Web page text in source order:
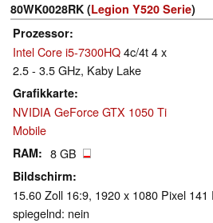
80WK0028RK (Legion Y520 Serie)
Prozessor
Intel Core i5-7300HQ4c/4t 4 x
2.5 - 3.5 GHz, Kaby Lake
Grafikkarte
NVIDIA GeForce GTX 1050 Ti
Mobile
RAM 8 GB
Bildschirm
15.60 Zoll 16:9, 1920 x 1080 Pixel 141
spiegelnd: nein